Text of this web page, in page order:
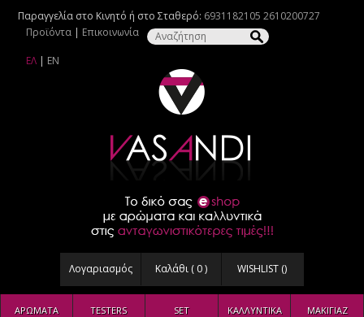
Παραγγελία στο Κινητό ή στο Σταθερό: 6931182105 2610200727
Προϊόντα | Επικοινωνία
ΕΛ | EN
Λογαριασμός Καλάθι ( 0) WISHLIST ()
ΑΡΩΜΑΤΑ TESTERS SET ΚΑΛΛΥΝΤΙΚΑ ΜΑΚΙΓΙΑΖ